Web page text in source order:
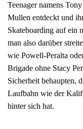
Teenager namens
Mullen entdeckt und
Skateboarding auf ein
man also darüber
wie Powell-Peralta
Brigade ohne Stacy
Sicherheit behaupten,
Laufbahn wie der
hinter sich hat.